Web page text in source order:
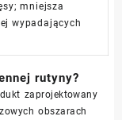
mniejsza
wypadających
rutyny?
zaprojektowany
obszarach